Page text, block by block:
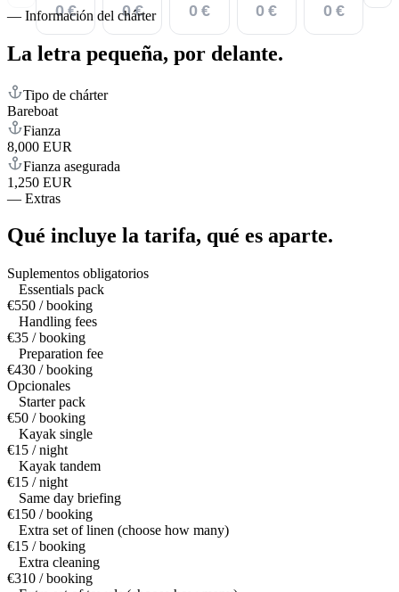
0 €
0 €
0 €
0 €
0 €
— Información del chárter
La letra pequeña, por delante.
Tipo de chárter
Bareboat
Fianza
8,000 EUR
Fianza asegurada
1,250 EUR
— Extras
Qué incluye la tarifa, qué es aparte.
Suplementos obligatorios
Essentials pack
€550 / booking
Handling fees
€35 / booking
Preparation fee
€430 / booking
Opcionales
Starter pack
€50 / booking
Kayak single
€15 / night
Kayak tandem
€15 / night
Same day briefing
€150 / booking
Extra set of linen (choose how many)
€15 / booking
Extra cleaning
€310 / booking